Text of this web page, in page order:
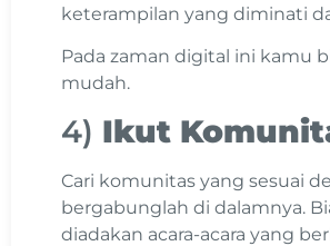
keterampilan yang diminati
Pada zaman digital ini kamu
mudah.
4) Ikut
Cari komunitas yang sesuai
bergabunglah di dalamnya.
diadakan acara-acara yang